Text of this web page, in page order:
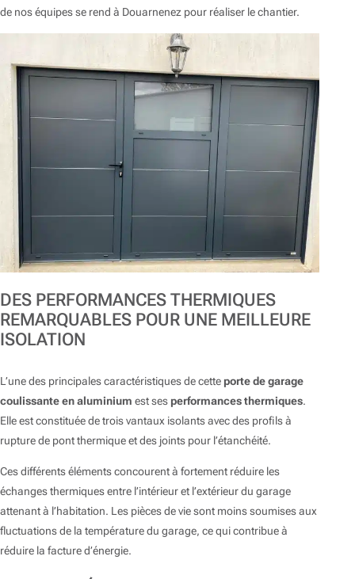
de nos équipes se rend à Douarnenez pour réaliser le chantier.
DES PERFORMANCES THERMIQUES
REMARQUABLES POUR UNE MEILLEURE
ISOLATION
L’une des principales caractéristiques de cette porte de garage
coulissante en aluminium est ses performances thermiques.
Elle est constituée de trois vantaux isolants avec des profils à
rupture de pont thermique et des joints pour l’étanchéité.
Ces différents éléments concourent à fortement réduire les
échanges thermiques entre l’intérieur et l’extérieur du garage
attenant à l’habitation. Les pièces de vie sont moins soumises aux
fluctuations de la température du garage, ce qui contribue à
réduire la facture d’énergie.